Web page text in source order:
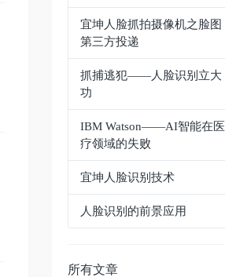
宜坤人脸抓拍摄像机之脸图
第三方投递
抓捕逃犯——人脸识别立大
功
IBM Watson——AI智能在医
疗领域的失败
宜坤人脸识别技术
人脸识别的前景应用
所有文章